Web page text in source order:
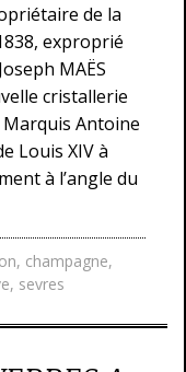
de la
exproprié
MAËS
cristallerie
Marquis Antoine
Louis XIV à
à l’angle du
, champagne,
, sevres